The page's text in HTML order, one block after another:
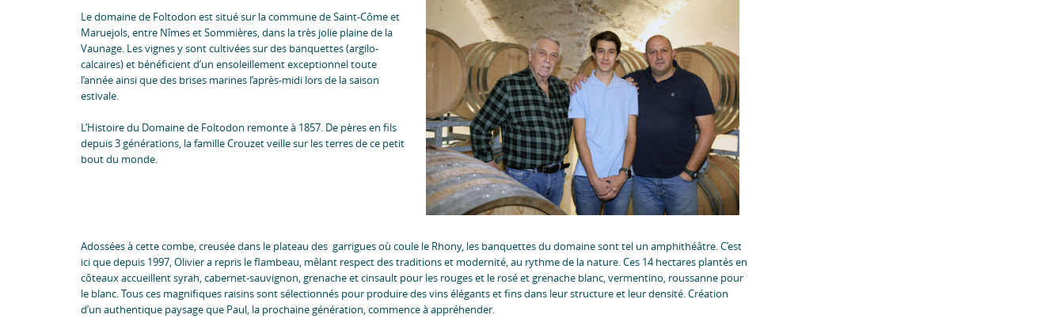
Le domaine de Foltodon est situé sur la commune de Saint-Côme et
Maruejols, entre Nîmes et Sommières, dans la très jolie plaine de la
Vaunage. Les vignes y sont cultivées sur des banquettes (argilo-
calcaires) et bénéficient d’un ensoleillement exceptionnel toute
l’année ainsi que des brises marines l’après-midi lors de la saison
estivale.
L’Histoire du Domaine de Foltodon remonte à 1857. De pères en fils
depuis 3 générations, la famille Crouzet veille sur les terres de ce petit
bout du monde.
Adossées à cette combe, creusée dans le plateau des garrigues où coule le Rhony, les banquettes du domaine sont tel un amphithéâtre. C’est
ici que depuis 1997, Olivier a repris le flambeau, mêlant respect des traditions et modernité, au rythme de la nature. Ces 14 hectares plantés en
côteaux accueillent syrah, cabernet-sauvignon, grenache et cinsault pour les rouges et le rosé et grenache blanc, vermentino, roussanne pour
le blanc. Tous ces magnifiques raisins sont sélectionnés pour produire des vins élégants et fins dans leur structure et leur densité. Création
d’un authentique paysage que Paul, la prochaine génération, commence à appréhender.